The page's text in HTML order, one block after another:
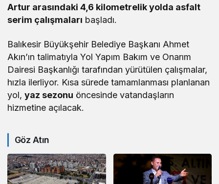
Artur arasındaki 4,6 kilometrelik yolda asfalt
serim çalışmaları başladı.
Balıkesir Büyükşehir Belediye Başkanı Ahmet
Akın’ın talimatıyla Yol Yapım Bakım ve Onarım
Dairesi Başkanlığı tarafından yürütülen çalışmalar,
hızla ilerliyor. Kısa sürede tamamlanması planlanan
yol,yaz sezonu öncesinde vatandaşların
hizmetine açılacak.
Göz Atın